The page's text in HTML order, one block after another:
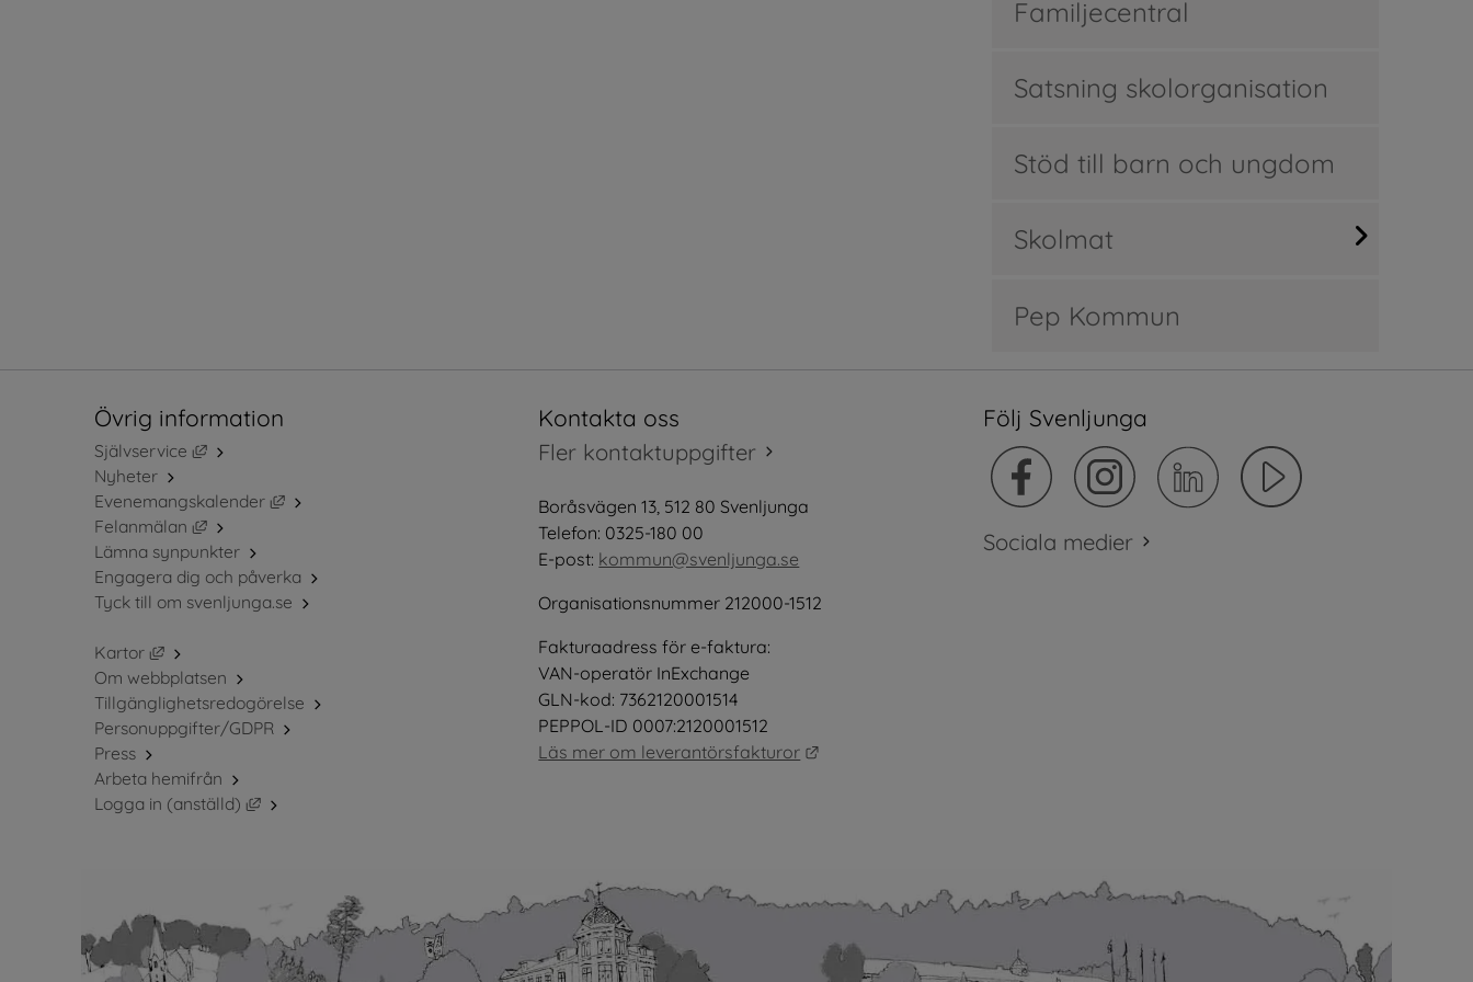
Familjecentral
Satsning skolorganisation
Stöd till barn och ungdom
Skolmat
Pep Kommun
Övrig information
Självservice
Länk till annan webbplats, öppnas i nytt fönster.
Nyheter
Evenemangskalender
Länk till annan webbplats, öppnas i nytt fönster.
Felanmälan
Länk till annan webbplats, öppnas i nytt fönster.
Lämna synpunkter
Engagera dig och påverka
Tyck till om svenljunga.se
Kartor
Länk till annan webbplats, öppnas i nytt fönster.
Om webbplatsen
Tillgänglighetsredogörelse
Personuppgifter/GDPR
Press
Arbeta hemifrån
Logga in (anställd)
Länk till annan webbplats, öppnas i nytt fönster.
Kontakta oss
Fler kontaktuppgifter
Boråsvägen 13, 512 80 Svenljunga
Telefon: 0325-180 00
E-post: kommun@svenljunga.se
Organisationsnummer 212000-1512
Fakturaadress för e-faktura:
VAN-operatör InExchange
GLN-kod: 7362120001514
PEPPOL-ID 0007:2120001512
Läs mer om leverantörsfakturor
Följ Svenljunga
Sociala medier